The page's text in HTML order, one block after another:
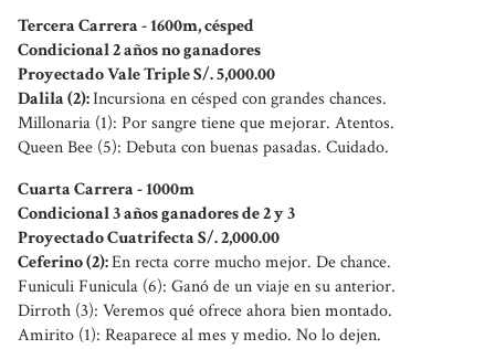
Tercera Carrera - 1600m, césped
Condicional 2 años no ganadores
Proyectado Vale Triple S/. 5,000.00
Dalila (2):Incursiona en césped con grandes chances.
Millonaria (1): Por sangre tiene que mejorar. Atentos.
Queen Bee (5): Debuta con buenas pasadas. Cuidado.
Cuarta Carrera - 1000m
Condicional 3 años ganadores de 2 y 3
Proyectado Cuatrifecta S/. 2,000.00
Ceferino (2):En recta corre mucho mejor. De chance.
Funiculi Funicula (6): Ganó de un viaje en su anterior.
Dirroth (3): Veremos qué ofrece ahora bien montado.
Amirito (1): Reaparece al mes y medio. No lo dejen.